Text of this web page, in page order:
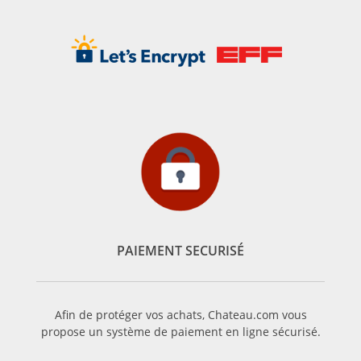
PAIEMENT SECURISÉ
Afin de protéger vos achats, Chateau.com vous
propose un système de paiement en ligne sécurisé.